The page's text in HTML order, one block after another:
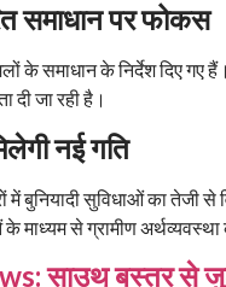
समाधान पर फोकस
के समाधान के निर्देश दिए गए
दी जा रही है।
नई गति
में बुनियादी सुविधाओं का तेजी
माध्यम से ग्रामीण अर्थव्यवस्था
साउथ बस्तर से